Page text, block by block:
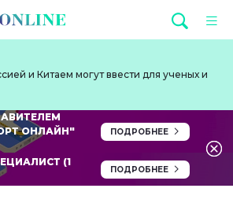
и Китаем могут ввести для ученых и
ОНЛАЙН"
ПОДРОБНЕЕ
(1
ПОДРОБНЕЕ